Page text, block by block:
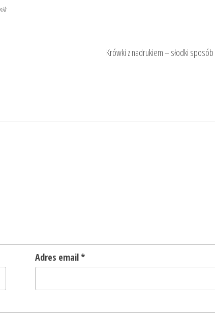
Krówki z nadrukiem – słodki
Adres email*